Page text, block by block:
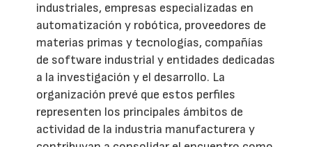
industriales, empresas especializadas en
automatización y robótica, proveedores de
materias primas y tecnologías, compañías
de software industrial y entidades dedicadas
a la investigación y el desarrollo. La
organización prevé que estos perfiles
representen los principales ámbitos de
actividad de la industria manufacturera y